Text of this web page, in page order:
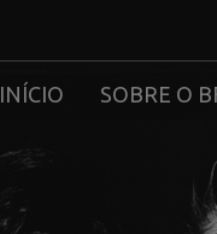
INÍCIO SOBRE O